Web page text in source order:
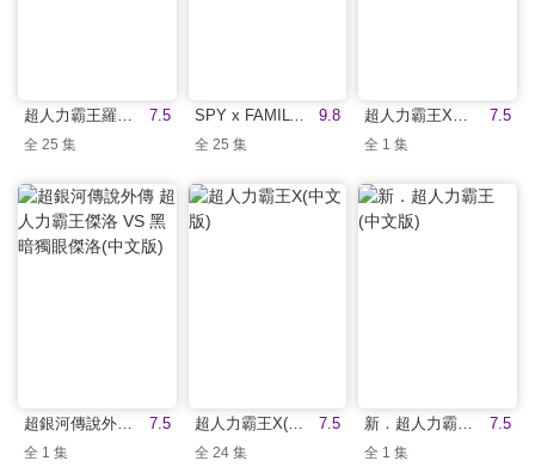
7.5
全 25 集
9.8
全 25 集
7.5
全 1 集
7.5
全 1 集
7.5
超人力霸王X(中文版)
全 24 集
7.5
全 1 集